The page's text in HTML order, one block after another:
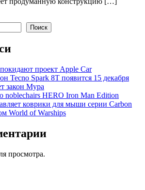
Поиск
проект Apple Car
Tecno Spark 8T появится 15 декабря
закон Мура
noblechairs HERO Iron Man Edition
коврики для мыши серии Carbon
World of Warships
просмотра.